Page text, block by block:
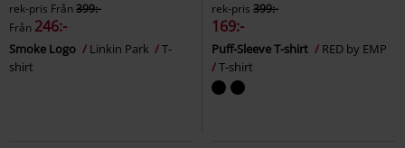
rek-pris Från399:-
Från 246:-
Smoke Logo Linkin Park
T-
shirt
rek-pris 399:-
169:-
Puff-Sleeve T-shirt
RED by EMP
T-shirt